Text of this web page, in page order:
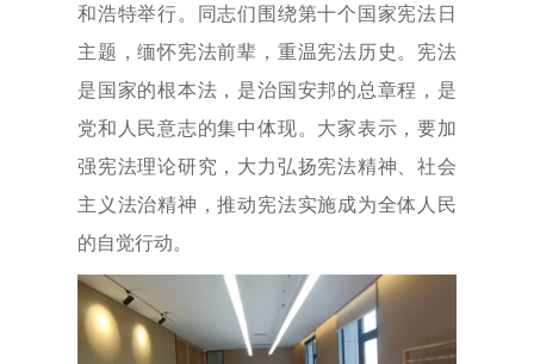
和浩特举行。同志们围绕第十个国家宪法日
主题，缅怀宪法前辈，重温宪法历史。宪法
是国家的根本法，是治国安邦的总章程，是
党和人民意志的集中体现。大家表示，要加
强宪法理论研究，大力弘扬宪法精神、社会
主义法治精神，推动宪法实施成为全体人民
的自觉行动。